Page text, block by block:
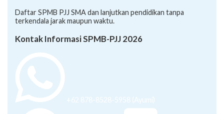
Daftar SPMB PJJ SMA dan lanjutkan pendidikan tanpa
terkendala jarak maupun waktu.
Kontak Informasi SPMB-PJJ 2026
+62 878-8528-5958 (Ayumi)